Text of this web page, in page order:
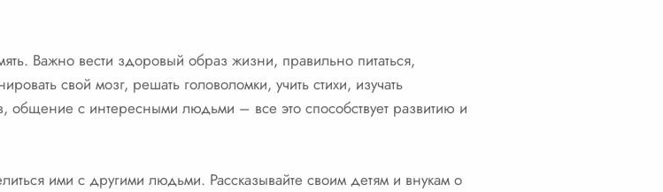
Важно вести здоровый образ жизни, правильно питаться,
свой мозг, решать головоломки, учить стихи, изучать
общение с интересными людьми – все это способствует развитию и
ими с другими людьми. Рассказывайте своим детям и внукам о